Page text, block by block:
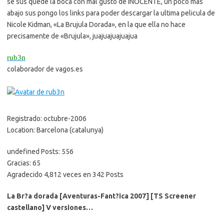
abajo sus pongo los links para poder descargar la ultima pelicula de
Nicole Kidman, «La Brujula Dorada», en la que ella no hace
precisamente de «Brujula», juajuajuajuajua
rub3n
colaborador de vagos.es
Registrado: octubre-2006
Location: Barcelona (catalunya)
undefined Posts: 556
Gracias: 65
Agradecido 4,812 veces en 342 Posts
La Br?a dorada [Aventuras-Fant?ica 2007] [TS Screener
castellano] V versiones…